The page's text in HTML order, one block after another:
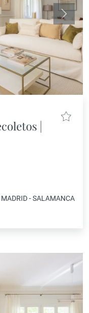
|
MADRID - SALAMANCA